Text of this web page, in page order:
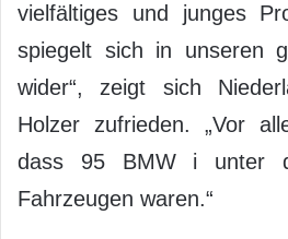
vielfältiges und junges
spiegelt sich in unseren
wider“, zeigt sich
Holzer zufrieden. „Vor
dass 95 BMW i unter
Fahrzeugen waren.“